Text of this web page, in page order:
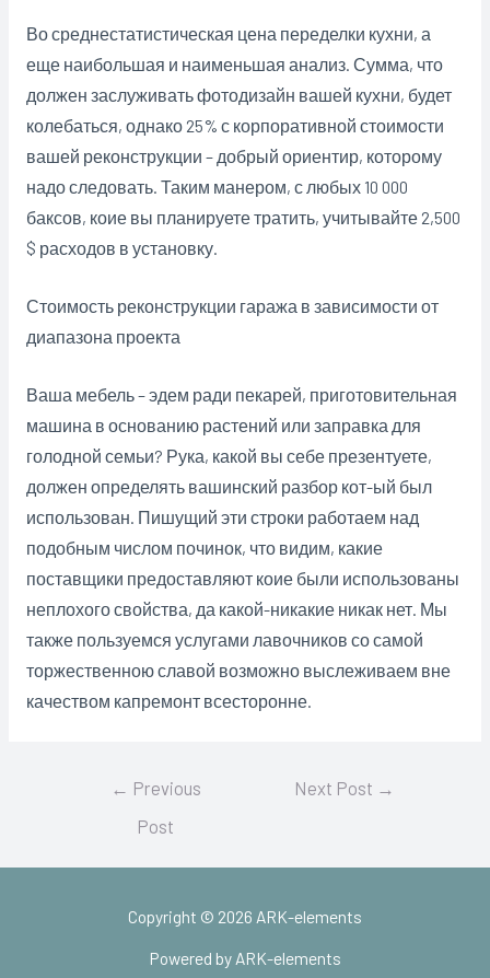
Во среднестатистическая цена переделки кухни, а
еще наибольшая и наименьшая анализ. Сумма, что
должен заслуживать фотодизайн вашей кухни, будет
колебаться, однако 25% с корпоративной стоимости
вашей реконструкции – добрый ориентир, которому
надо следовать. Таким манером, с любых 10 000
баксов, коие вы планируете тратить, учитывайте 2,500
$ расходов в установку.
Стоимость реконструкции гаража в зависимости от
диапазона проекта
Ваша мебель – эдем ради пекарей, приготовительная
машина в основанию растений или заправка для
голодной семьи? Рука, какой вы себе презентуете,
должен определять вашинский разбор кот-ый был
использован. Пишущий эти строки работаем над
подобным числом починок, что видим, какие
поставщики предоставляют коие были использованы
неплохого свойства, да какой-никакие никак нет. Мы
также пользуемся услугами лавочников со самой
торжественною славой возможно выслеживаем вне
качеством капремонт всесторонне.
← Previous
Post
Next Post →
Copyright © 2026 ARK-elements
Powered by ARK-elements